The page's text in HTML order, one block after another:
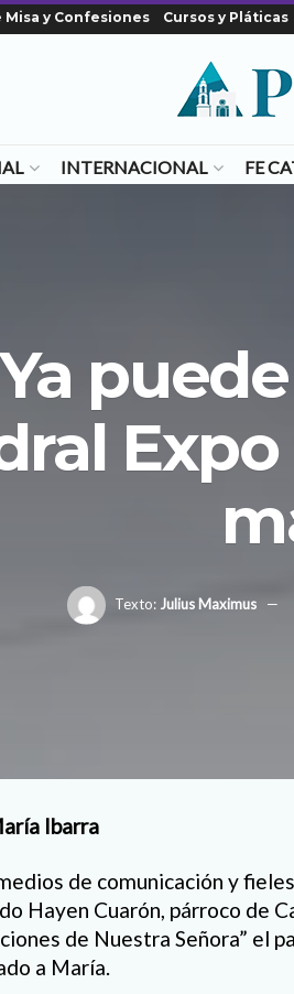
Misa y Confesiones Cursos y Pláticas
INTERNACIONAL FE
Ya
Texto: Julius Maximus
Ibarra
de comunicación y
Hayen Cuarón, párroco de
de Nuestra Señora” el
a María.